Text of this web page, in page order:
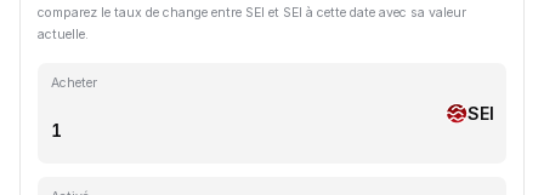
comparez le taux de change entre SEI et SEI à cette date avec sa valeur
actuelle.
Acheter
SEI